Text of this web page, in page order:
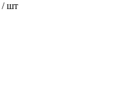
/ шт